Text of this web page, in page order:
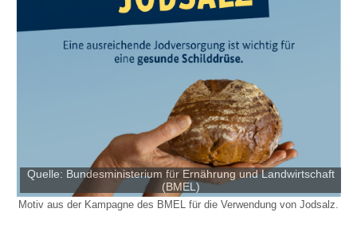
Quelle: Bundesministerium für Ernährung und Landwirtschaft
(BMEL)
Motiv aus der Kampagne des BMEL für die Verwendung von Jodsalz.